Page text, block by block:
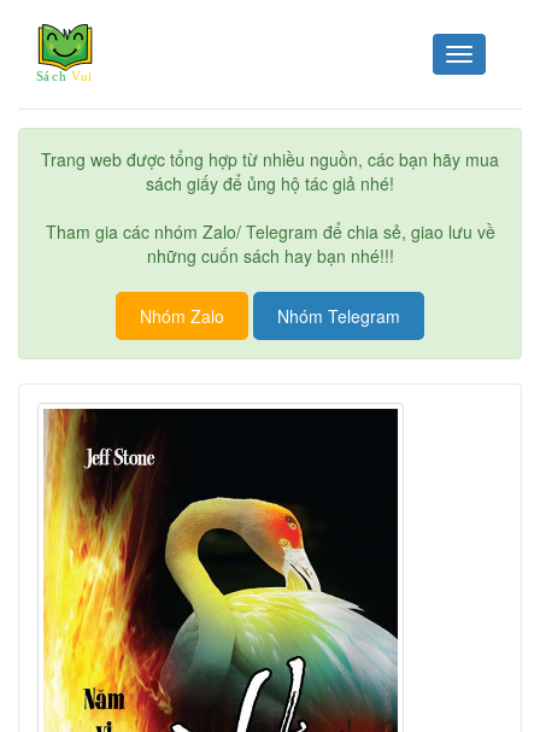
Toggle
navigation
Trang web được tổng hợp từ nhiều nguồn, các bạn hãy mua
sách giấy để ủng hộ tác giả nhé!
Tham gia các nhóm Zalo/ Telegram để chia sẻ, giao lưu về
những cuốn sách hay bạn nhé!!!
Nhóm Zalo Nhóm Telegram